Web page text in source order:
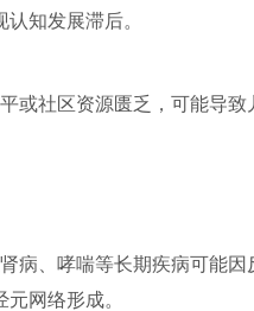
知发展滞后。
或社区资源匮乏，可能导
病、哮喘等长期疾病可能
网络形成。